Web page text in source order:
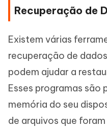
Recuperação de
Existem várias
recuperação de
podem ajudar a
Esses programas são
memória do seu
de arquivos que